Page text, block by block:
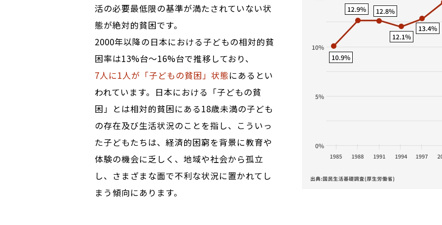
活の必要最低限の基準が満たされていない状
態が絶対的貧困です。
2000年以降の日本における子どもの相対的貧
困率は13%台～16%台で推移しており、
7人に1人が「子どもの貧困」状態にあるとい
われています。日本における「子どもの貧
困」とは相対的貧困にある18歳未満の子ども
の存在及び生活状況のことを指し、こういっ
た子どもたちは、経済的困窮を背景に教育や
体験の機会に乏しく、地域や社会から孤立
し、さまざまな面で不利な状況に置かれてし
まう傾向にあります。